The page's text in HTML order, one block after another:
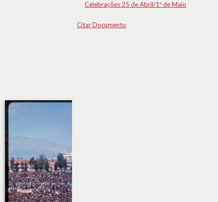
Celebrações 25 de Abril/1º de Maio
Citar Documento